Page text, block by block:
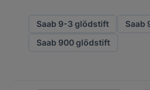
bilar, vilket syns i deras
robusta konstruktion. När det
Saab-bilar ut för deras behov
Saab 9-3 glödstift
Saab
Saab 900 glödstift